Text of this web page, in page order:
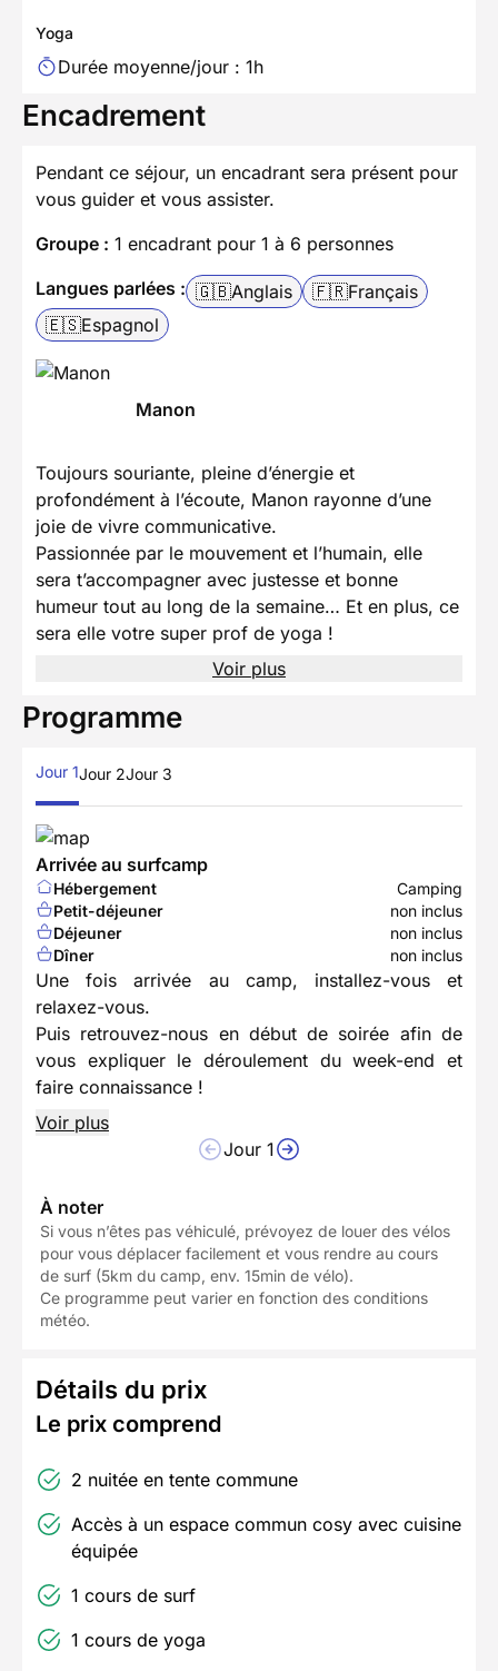
Yoga
Durée moyenne/jour : 1h
Encadrement
Pendant ce séjour, un encadrant sera présent pour
vous guider et vous assister.
Groupe : 1 encadrant pour 1 à 6 personnes
Langues parlées : 🇬🇧Anglais 🇫🇷Français
🇪🇸Espagnol
Manon
Toujours souriante, pleine d’énergie et
profondément à l’écoute, Manon rayonne d’une
joie de vivre communicative.
Passionnée par le mouvement et l’humain, elle
sera t’accompagner avec justesse et bonne
humeur tout au long de la semaine… Et en plus, ce
sera elle votre super prof de yoga !
Voir plus
Programme
Jour 1Jour 2Jour 3
Arrivée au surfcamp
Hébergement
Camping
Petit-déjeuner
non inclus
Déjeuner
non inclus
Dîner
non inclus
Une fois arrivée au camp, installez-vous et
relaxez-vous.
Puis retrouvez-nous en début de soirée afin de
vous expliquer le déroulement du week-end et
faire connaissance !
Voir plus
Jour 1
À noter
Si vous n’êtes pas véhiculé, prévoyez de louer des vélos
pour vous déplacer facilement et vous rendre au cours
de surf (5km du camp, env. 15min de vélo).
Ce programme peut varier en fonction des conditions
météo.
Détails du prix
Le prix comprend
2 nuitée en tente commune
Accès à un espace commun cosy avec cuisine
équipée
1 cours de surf
1 cours de yoga